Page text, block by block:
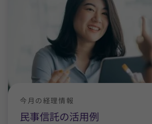
民事信託の活用例
今月の経理情報